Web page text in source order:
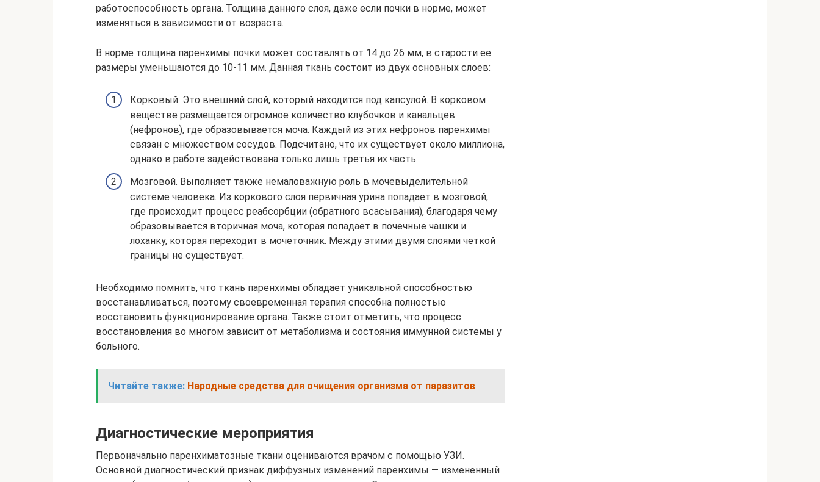
работоспособность органа. Толщина данного слоя, даже если почки в норме, может
изменяться в зависимости от возраста.
В норме толщина паренхимы почки может составлять от 14 до 26 мм, в старости ее
размеры уменьшаются до 10-11 мм. Данная ткань состоит из двух основных слоев:
Корковый. Это внешний слой, который находится под капсулой. В корковом
веществе размещается огромное количество клубочков и канальцев
(нефронов), где образовывается моча. Каждый из этих нефронов паренхимы
связан с множеством сосудов. Подсчитано, что их существует около миллиона,
однако в работе задействована только лишь третья их часть.
Мозговой. Выполняет также немаловажную роль в мочевыделительной
системе человека. Из коркового слоя первичная урина попадает в мозговой,
где происходит процесс реабсорбции (обратного всасывания), благодаря чему
образовывается вторичная моча, которая попадает в почечные чашки и
лоханку, которая переходит в мочеточник. Между этими двумя слоями четкой
границы не существует.
Необходимо помнить, что ткань паренхимы обладает уникальной способностью
восстанавливаться, поэтому своевременная терапия способна полностью
восстановить функционирование органа. Также стоит отметить, что процесс
восстановления во многом зависит от метаболизма и состояния иммунной системы у
больного.
Читайте также: Народные средства для очищения организма от паразитов
Диагностические мероприятия
Первоначально паренхиматозные ткани оцениваются врачом с помощью УЗИ.
Основной диагностический признак диффузных изменений паренхимы — измененный